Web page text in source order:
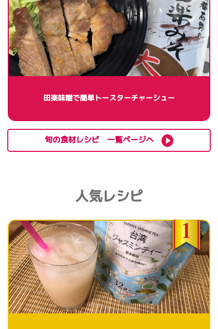
田楽味噌で簡単トースターチャーシュー
旬の食材レシピ 一覧ページへ
人気レシピ